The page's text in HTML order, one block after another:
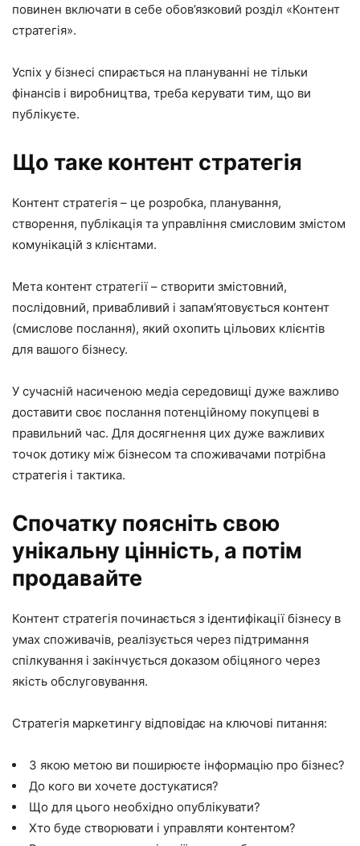
повинен включати в себе обов’язковий розділ «Контент
стратегія».
Успіх у бізнесі спирається на плануванні не тільки
фінансів і виробництва, треба керувати тим, що ви
публікуєте.
Що таке контент стратегія
Контент стратегія – це розробка, планування,
створення, публікація та управління смисловим змістом
комунікацій з клієнтами.
Мета контент стратегії – створити змістовний,
послідовний, привабливий і запам’ятовується контент
(смислове послання), який охопить цільових клієнтів
для вашого бізнесу.
У сучасній насиченою медіа середовищі дуже важливо
доставити своє послання потенційному покупцеві в
правильний час. Для досягнення цих дуже важливих
точок дотику між бізнесом та споживачами потрібна
стратегія і тактика.
Спочатку поясніть свою
унікальну цінність, а потім
продавайте
Контент стратегія починається з ідентифікації бізнесу в
умах споживачів, реалізується через підтримання
спілкування і закінчується доказом обіцяного через
якість обслуговування.
Стратегія маркетингу відповідає на ключові питання:
З якою метою ви поширюєте інформацію про бізнес?
До кого ви хочете достукатися?
Що для цього необхідно опублікувати?
Хто буде створювати і управляти контентом?